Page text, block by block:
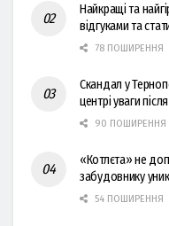
Найкращі та
відгуками та
78 ПОШИРЕННЯ
Скандал у
центрі уваги
90 ПОШИРЕННЯ
«Котлєта» не
забудовнику
54 ПОШИРЕННЯ